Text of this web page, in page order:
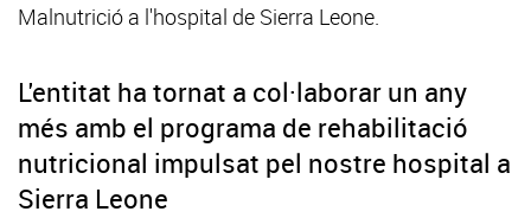
Malnutrició a l'hospital de Sierra Leone.
L'entitat ha tornat a col·laborar un any
més amb el programa de rehabilitació
nutricional impulsat pel nostre hospital a
Sierra Leone